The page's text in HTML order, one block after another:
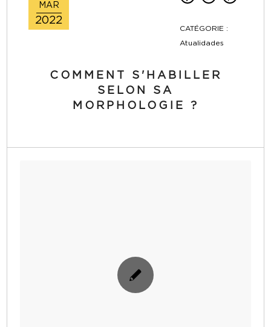
MAR
2022
CATÉGORIE :
Atualidades
COMMENT S'HABILLER
SELON SA
MORPHOLOGIE ?